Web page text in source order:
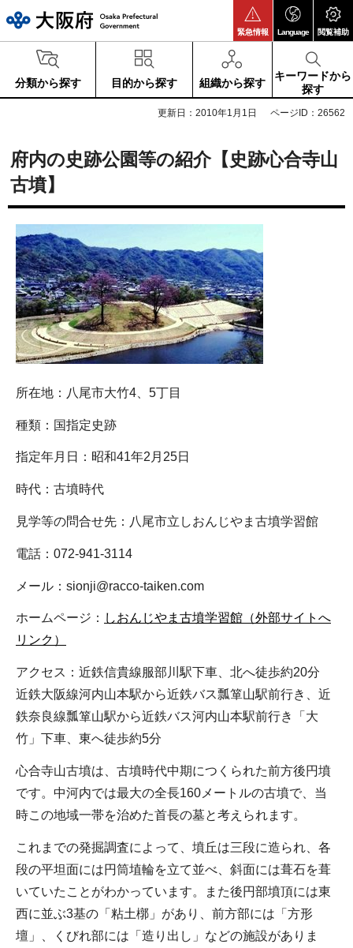
緊急情報 Language 閲覧補助
分類から探す 目的から探す 組織から探す
キーワードから
探す
更新日：2010年1月1日 ページID：26562
府内の史跡公園等の紹介【史跡心合寺山
古墳】
所在地：八尾市大竹4、5丁目
種類：国指定史跡
指定年月日：昭和41年2月25日
時代：古墳時代
見学等の問合せ先：八尾市立しおんじやま古墳学習館
電話：072-941-3114
メール：sionji@racco-taiken.com
ホームページ： しおんじやま古墳学習館（外部サイトへ
リンク）
アクセス：近鉄信貴線服部川駅下車、北へ徒歩約20分
近鉄大阪線河内山本駅から近鉄バス瓢箪山駅前行き、近
鉄奈良線瓢箪山駅から近鉄バス河内山本駅前行き「大
竹」下車、東へ徒歩約5分
心合寺山古墳は、古墳時代中期につくられた前方後円墳
です。中河内では最大の全長160メートルの古墳で、当
時この地域一帯を治めた首長の墓と考えられます。
これまでの発掘調査によって、墳丘は三段に造られ、各
段の平坦面には円筒埴輪を立て並べ、斜面には葺石を葺
いていたことがわかっています。また後円部墳頂には東
西に並ぶ3基の「粘土槨」があり、前方部には「方形
壇」、くびれ部には「造り出し」などの施設がありま